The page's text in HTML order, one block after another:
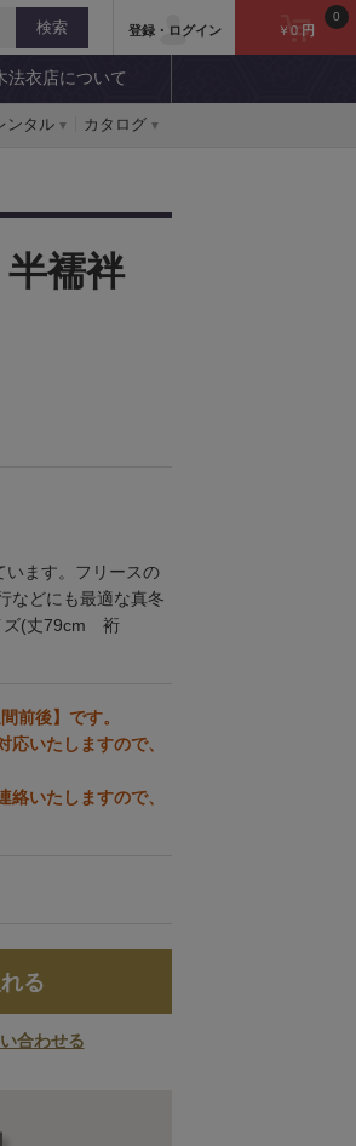
登録・ログイン ￥0円
0
法衣店について
ンタル カタログ
半襦袢
います。フリースの
などにも最適な真冬
ズ(丈79cm 裄
前後】です。
いたしますので、
いたしますので、
る
合わせる